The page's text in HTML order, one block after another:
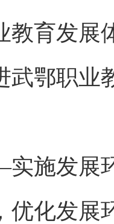
教育发展
武鄂职业
发展环
优化发展